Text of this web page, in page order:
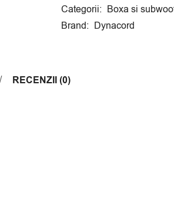
Categorii: Boxa si
Brand: Dynacord
RECENZII (0)